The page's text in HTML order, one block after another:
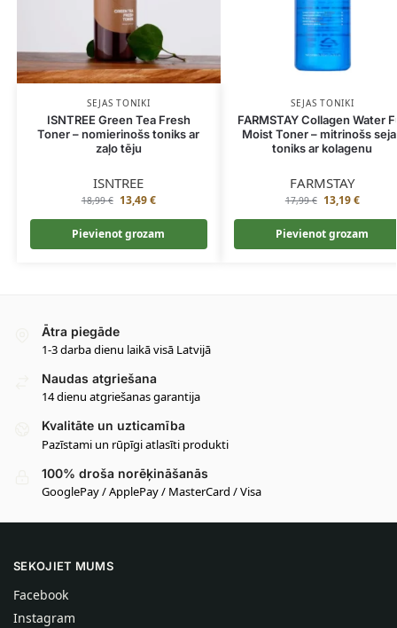
SEJAS TONIKI
ISNTREE Green Tea Fresh
Toner – nomierinošs toniks ar
zaļo tēju
ISNTREE
18,99€ 13,49€
Pievienot grozam
SEJAS TONIKI
FARMSTAY Collagen Water
Moist Toner – mitrinošs
toniks ar kolagenu
FARMSTAY
17,99€ 13,19€
Pievienot grozam
Ātra piegāde
1-3 darba dienu laikā visā Latvijā
Naudas atgriešana
14 dienu atgriešanas garantija
Kvalitāte un uzticamība
Pazīstami un rūpīgi atlasīti produkti
100% droša norēķināšanās
GooglePay / ApplePay / MasterCard / Visa
SEKOJIET MUMS
Facebook
Instagram